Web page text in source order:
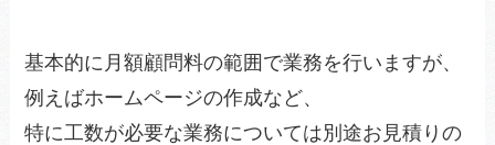
基本的に月額顧問料の範囲で業務を行いますが、
例えばホームページの作成など、
特に工数が必要な業務については別途お見積りの